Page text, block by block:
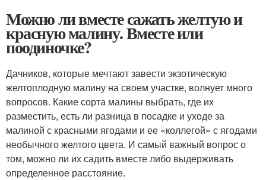
Можно ли вместе сажать желтую и
красную малину. Вместе или
поодиночке?
Дачников, которые мечтают завести экзотическую
желтоплодную малину на своем участке, волнует много
вопросов. Какие сорта малины выбрать, где их
разместить, есть ли разница в посадке и уходе за
малиной с красными ягодами и ее «коллегой» с ягодами
необычного желтого цвета. И самый важный вопрос о
том, можно ли их садить вместе либо выдерживать
определенное расстояние.